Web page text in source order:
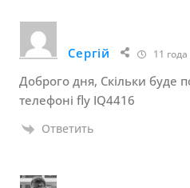
Сергій 11
Доброго дня, Скільки буде
телефоні fly IQ4416
Ответить